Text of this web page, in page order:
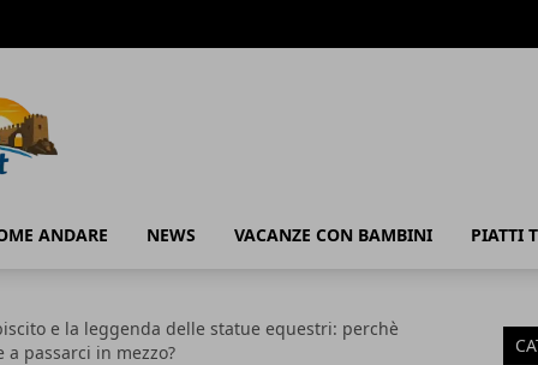
ANDARE NEWS VACANZE CON BAMBINI PIATTI
e la leggenda delle statue equestri: perchè
a passarci in mezzo?